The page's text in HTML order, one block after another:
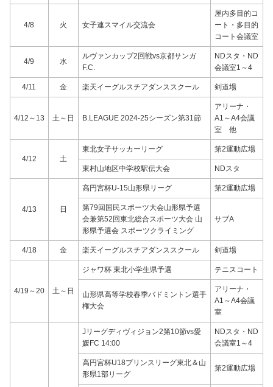
4/8 火 女子連スマイル交流会
屋内多目的コ
ート・多目的
コート会議室
4/9 水
ルヴァンカップ2回戦vs京都サンガ
F.C.
NDスタ・ND
会議室1～4
4/11 金 楽天イーグルスチアダンススクール 剣道場
4/12～13 土～日 B.LEAGUE 2024-25シーズン第31節
アリーナ・
A1～A4会議
室 他
4/12 土
東北女子サッカーリーグ 第2運動広場
東村山地区中学校駅伝大会 NDスタ
4/13 日
高円宮杯U-15山形県リーグ 第2運動広場
第79回国民スポーツ大会山形県予選
会兼第52回東北総合スポーツ大会 山
形県予選会 スポーツクライミング
サブA
4/18 金 楽天イーグルスチアダンススクール 剣道場
4/19～20 土～日
ジャワ杯 東北小学生県予選 テニスコート
山形県高等学校春季バドミントン選手
権大会
アリーナ・
A1～A4会議
室
Jリーグディヴィジョン2第10節vs愛
媛FC 14:00
NDスタ・ND
会議室1～4
高円宮杯U18プリンスリーグ東北＆山
形県1部リーグ
第2運動広場